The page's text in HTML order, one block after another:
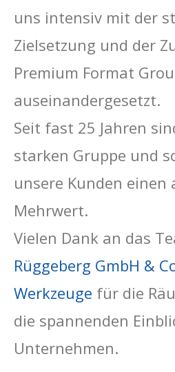
uns intensiv mit der
Zielsetzung und der
Premium Format
auseinandergesetzt.
Seit fast 25 Jahren
starken Gruppe und
unsere Kunden einen
Mehrwert.
Vielen Dank an das
Rüggeberg GmbH &
Werkzeuge für die
die spannenden
Unternehmen.